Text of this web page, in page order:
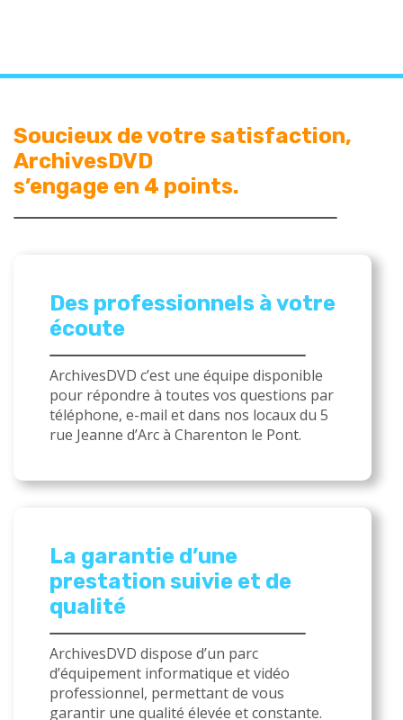
Soucieux de votre satisfaction,
ArchivesDVD
s’engage en 4 points.
Des professionnels à votre
écoute
ArchivesDVD c’est une équipe disponible
pour répondre à toutes vos questions par
téléphone, e-mail et dans nos locaux du 5
rue Jeanne d’Arc à Charenton le Pont.
La garantie d’une
prestation suivie et de
qualité
ArchivesDVD dispose d’un parc
d’équipement informatique et vidéo
professionnel, permettant de vous
garantir une qualité élevée et constante.